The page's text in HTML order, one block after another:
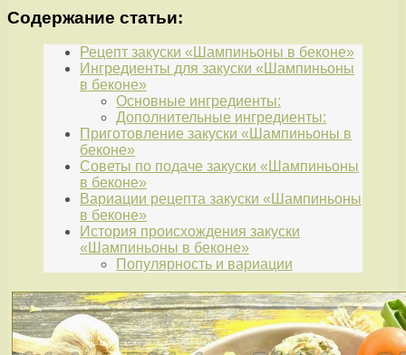
Содержание статьи:
Рецепт закуски «Шампиньоны в беконе»
Ингредиенты для закуски «Шампиньоны
в беконе»
Основные ингредиенты:
Дополнительные ингредиенты:
Приготовление закуски «Шампиньоны в
беконе»
Советы по подаче закуски «Шампиньоны
в беконе»
Вариации рецепта закуски «Шампиньоны
в беконе»
История происхождения закуски
«Шампиньоны в беконе»
Популярность и вариации